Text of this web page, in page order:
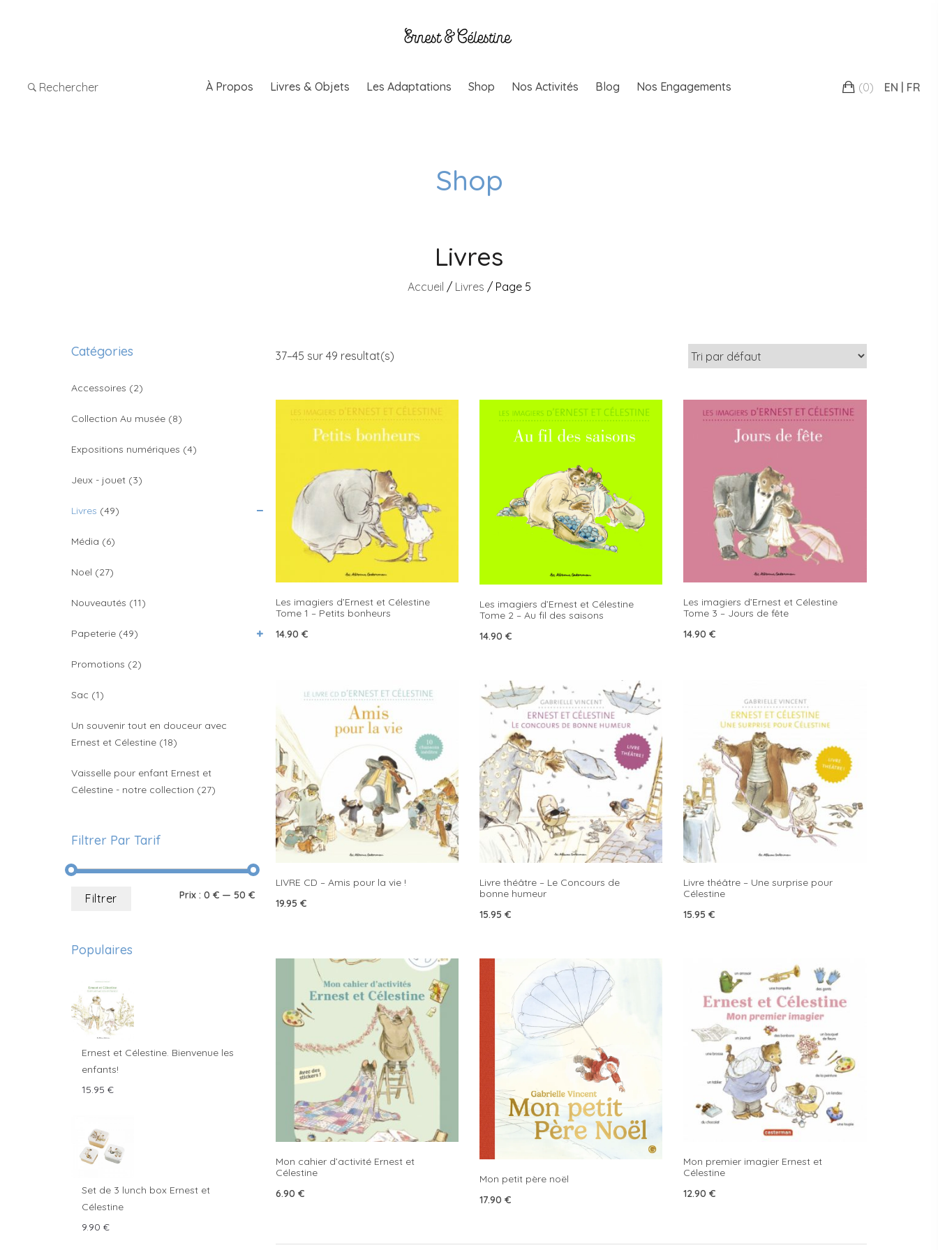
Rechercher À Propos Livres & Objets Les Adaptations Shop Nos Activités Blog Nos Engagements (0) EN FR
Shop
Livres
Accueil / Livres / Page 5
Catégories
Accessoires (2)
Collection Au musée (8)
Expositions numériques (4)
Jeux - jouet (3)
Livres (49)
Média (6)
Noel (27)
Nouveautés (11)
Papeterie (49)
Promotions (2)
Sac (1)
Un souvenir tout en douceur avec
Ernest et Célestine (18)
Vaisselle pour enfant Ernest et
Célestine - notre collection (27)
Filtrer Par Tarif
Prix
PrixFiltrer Prix : 0 €— 50 €
Populaires
Ernest et Célestine. Bienvenue les
enfants!
15.95 €
Set de 3 lunch box Ernest et
Célestine
9.90 €
37–45 sur 49 resultat(s)
Les imagiers d’Ernest et Célestine
Tome 1 – Petits bonheurs
14.90 €
Les imagiers d’Ernest et Célestine
Tome 2 – Au fil des saisons
14.90 €
Les imagiers d’Ernest et Célestine
Tome 3 – Jours de fête
14.90€
LIVRE CD – Amis pour la vie !
19.95 €
Livre théâtre – Le Concours de
bonne humeur
15.95 €
Livre théâtre – Une surprise pour
Célestine
15.95€
Mon cahier d’activité Ernest et
Célestine
6.90 €
Mon petit père noël
17.90 €
Mon premier imagier Ernest et
Célestine
12.90€